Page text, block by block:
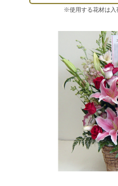
※使用する花材は入